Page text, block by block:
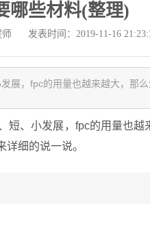
哪些材料(整理)
发表时间：2019-11-16
展，fpc的用量也越来越大，那
、小发展，fpc的用量也越
细的说一说。